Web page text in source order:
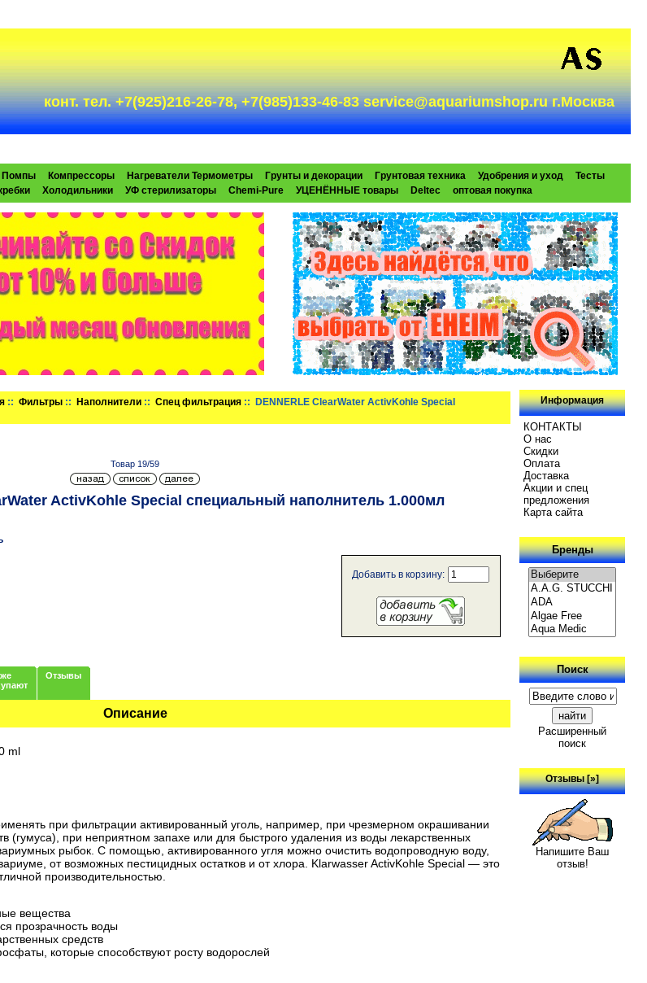
конт. тел. +7(925)216-26-78, +7(985)133-46-83 service@aquariumshop.ru г.Москва
Помпы Компрессоры Нагреватели Термометры Грунты и декорации Грунтовая техника Удобрения и уход
Тесты
Холодильники УФ стерилизаторы Chemi-Pure УЦЕНЁННЫЕ товары Deltec оптовая покупка
::Фильтры :: Наполнители ::Спец фильтрация :: DENNERLE ClearWater ActivKohle Special
Товар 19/59
ActivKohle Special cпециальный наполнитель 1.000мл
Добавить в корзину:
Отзывы
Описание
ml
при фильтрации активированный уголь, например, при чрезмерном окрашивании
(гумуса), при неприятном запахе или для быстрого удаления из воды лекарственных
рыбок. С помощью, активированного угля можно очистить водопроводную воду,
от возможных пестицидных остатков и от хлора. Klarwasser ActivKohle Special — это
производительностью.
вещества
прозрачность воды
средств
которые способствуют росту водорослей
Информация
КОНТАКТЫ
О нас
Скидки
Oплатa
Доставка
Акции и спец
предложения
Карта сайта
Бренды
Поиск
Расширенный
поиск
Отзывы [»]
Напишите Ваш
отзыв!